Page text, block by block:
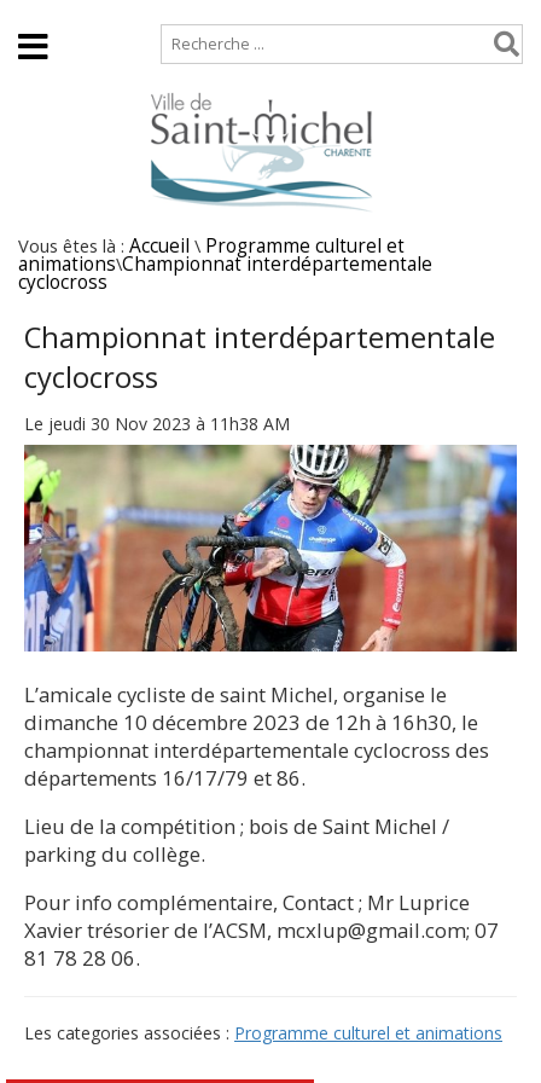
Vous êtes là : Accueil \ Programme culturel et
animations\Championnat interdépartementale
cyclocross
Championnat interdépartementale
cyclocross
Le jeudi 30 Nov 2023 à 11h38 AM
L’amicale cycliste de saint Michel, organise le
dimanche 10 décembre 2023 de 12h à 16h30, le
championnat interdépartementale cyclocross des
départements 16/17/79 et 86.
Lieu de la compétition ; bois de Saint Michel /
parking du collège.
Pour info complémentaire, Contact ; Mr Luprice
Xavier trésorier de l’ACSM, mcxlup@gmail.com; 07
81 78 28 06.
Les categories associées : Programme culturel et animations